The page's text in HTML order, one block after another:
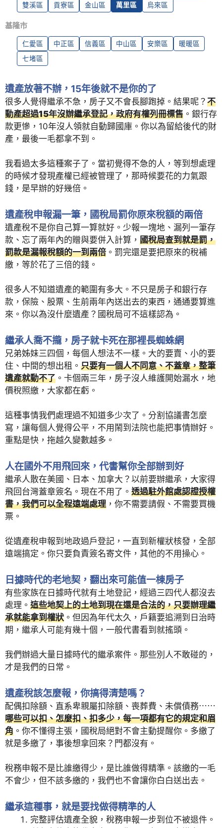
雙溪區
貢寮區 金山區 萬里區 烏來區
基隆市
仁愛區 中正區 信義區 中山區 安樂區
暖暖區
七堵區
遺產放著不辦，15年後就不是你的了
很多人覺得繼承不急，房子又不會長腳跑掉。結果呢？ 不
動產超過15年沒辦繼承登記，政府有權列冊標售 。銀行存
款更慘，10年沒人領就自動歸國庫。你以為留給後代的財
產，最後一毛都拿不到。
我看過太多這種案子了。當初覺得不急的人，等到想處理
的時候才發現產權已經被管理了，那時候要花的力氣跟
錢，是早辦的好幾倍。
遺產稅申報漏一筆，國稅局罰你原來稅額的兩倍
遺產稅不是你自己算一算就好。少報一塊地、漏列一筆存
款、忘了兩年內的贈與要併入計算， 國稅局查到就是罰，
罰款是漏報稅額的一到兩倍 。罰完還是要把原來的稅補
繳，等於花了三倍的錢。
很多人不知道遺產的範圍有多大。不只是房子和銀行存
款，保險、股票、生前兩年內送出去的東西，通通要算進
來。你以為沒什麼遺產？國稅局可不這樣認為。
繼承人喬不攏，房子就卡死在那裡長蜘蛛網
兄弟姊妹三四個，每個人想法不一樣。大的要賣、小的要
住、中間的想出租。 只要有一個人不同意、不蓋章，整筆
遺產就動不了 。卡個兩三年，房子沒人維護開始漏水，地
價稅照繳，大家都在虧。
這種事情我們處理過不知道多少次了。分割協議書怎麼
寫，讓每個人覺得公平，不用鬧到法院也能把事情辦好。
重點是快，拖越久變數越多。
人在國外不用飛回來，代書幫你全部辦到好
繼承人散在美國、日本、加拿大？以前要辦繼承，大家得
飛回台灣蓋章簽名。現在不用了。 透過駐外館處認證授權
書，我們可以全程遠端處理 ，你不需要請假、不需要買機
票。
從遺產稅申報到地政過戶登記，一直到新權狀核發，全部
遠端搞定。你只要負責簽名寄文件，其他的不用操心。
日據時代的老地契，翻出來可能值一棟房子
有些家族在日據時代就有土地登記，經過三四代人都沒去
處理。 這些地契上的土地到現在還是合法的，只要辦理繼
承就能拿到權狀 。但因為年代太久，戶籍要追溯到日治時
期，繼承人可能有幾十個，一般代書看到就搖頭。
我們辦過大量日據時代的繼承案件。那些別人不敢碰的，
才是我們的日常。
遺產稅該怎麼報，你搞得清楚嗎？
配偶扣除額、直系卑親屬扣除額、喪葬費、未償債務⋯⋯
哪些可以扣、怎麼扣、扣多少，每一項都有它的規定和眉
角 。你不懂得主張，國稅局絕對不會主動提醒你。多繳了
就是多繳了，事後想拿回來？門都沒有。
稅務申報不是比誰繳得少，是比誰做得精準。該繳的一毛
不會少，但不該多繳的，我們也不會讓你白白送出去。
繼承這種事，就是要找做得精準的人
完整評估遺產全貌，稅務申報一步到位不被退件。